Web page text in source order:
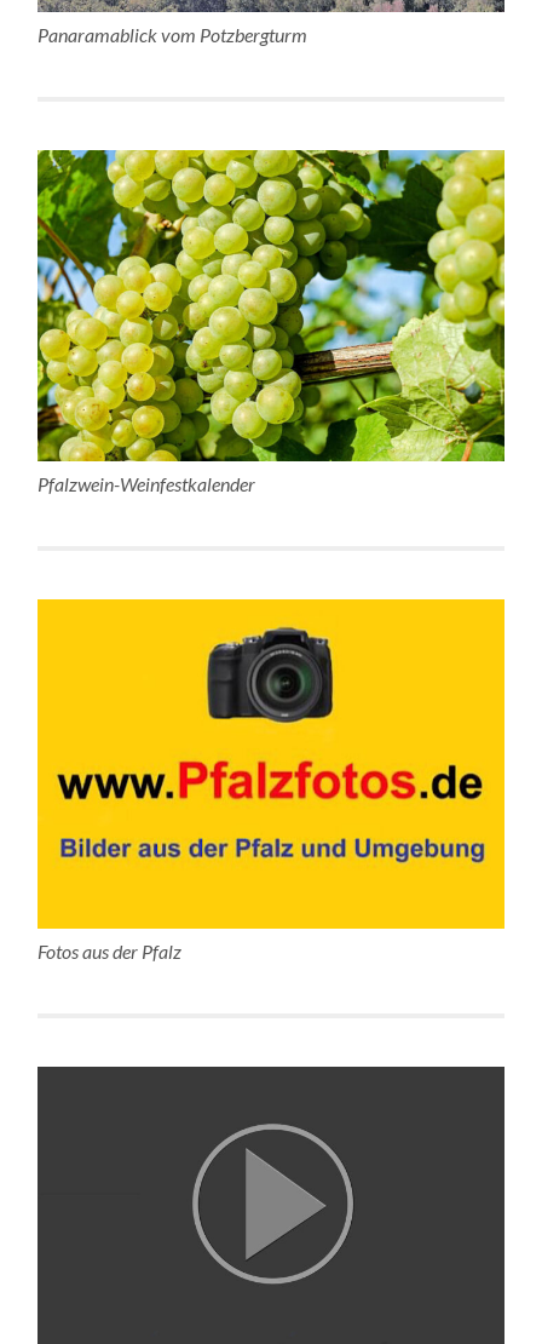
Panaramablick vom Potzbergturm
Pfalzwein-Weinfestkalender
Fotos aus der Pfalz